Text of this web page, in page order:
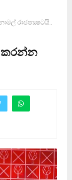
රාජපක්‍ෂටයි..
කරන්න